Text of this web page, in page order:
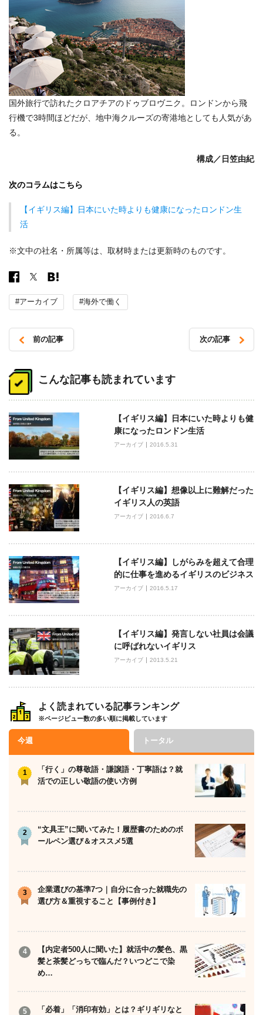
国外旅行で訪れたクロアチアのドゥブロヴニク。ロンドンから飛
行機で3時間ほどだが、地中海クルーズの寄港地としても人気があ
る。
構成／ 日笠由紀
次のコラムはこちら
【イギリス編】日本にいた時よりも健康になったロンドン生
活
※文中の社名・所属等は、取材時または更新時のものです。
#アーカイブ #海外で働く
稿
ナ
ゲ
ー
ョ
ン
前の記事 次の記事
こんな記事も読まれています
【イギリス編】日本にいた時よりも健
康になったロンドン生活
アーカイブ 2016.5.31
【イギリス編】想像以上に難解だった
イギリス人の英語
アーカイブ 2016.6.7
【イギリス編】しがらみを超えて合理
的に仕事を進めるイギリスのビジネス
アーカイブ 2016.5.17
【イギリス編】発言しない社員は会議
に呼ばれないイギリス
アーカイブ 2013.5.21
よく読まれている記事ランキング
※ページビュー数の多い順に掲載しています
今週 トータル
「行く」の尊敬語・謙譲語・丁寧語は？就
活での正しい敬語の使い方例
“文具王”に聞いてみた！履歴書のためのボ
ールペン選び＆オススメ5選
企業選びの基準7つ｜自分に合った就職先の
選び方＆重視すること【事例付き】
【内定者500人に聞いた】就活中の髪色、黒
髪と茶髪どっちで臨んだ？いつどこで染
め…
「必着」「消印有効」とは？ギリギリなと